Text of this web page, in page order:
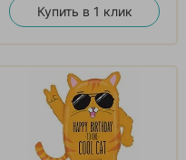
Купить в 1 клик